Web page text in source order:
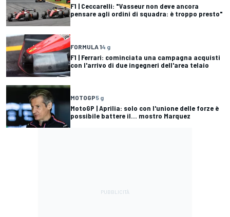
F1 | Ceccarelli: "Vasseur non deve ancora
pensare agli ordini di squadra: è troppo presto"
FORMULA 14 g
F1 | Ferrari: cominciata una campagna acquisti
con l'arrivo di due ingegneri dell'area telaio
MOTOGP5 g
MotoGP | Aprilia: solo con l'unione delle forze è
possibile battere il... mostro Marquez